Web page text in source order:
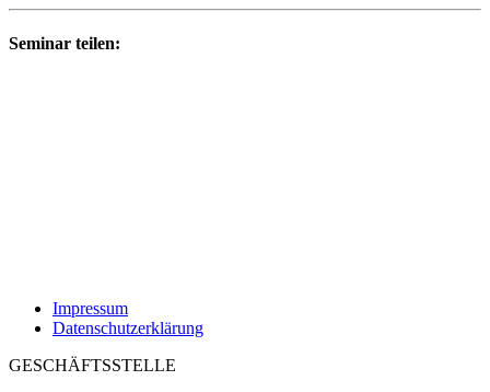
Seminar teilen:
Impressum
Datenschutzerklärung
GESCHÄFTSSTELLE